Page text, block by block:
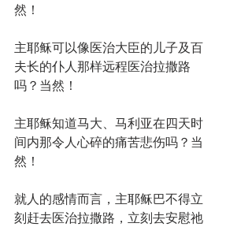
然！
主耶稣可以像医治大臣的儿子及百
夫长的仆人那样远程医治拉撒路
吗？当然！
主耶稣知道马大、马利亚在四天时
间内那令人心碎的痛苦悲伤吗？当
然！
就人的感情而言，主耶稣巴不得立
刻赶去医治拉撒路，立刻去安慰祂